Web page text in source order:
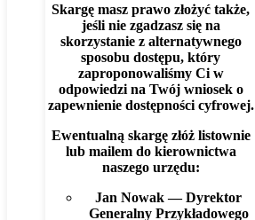
Skargę masz prawo złożyć także,
jeśli nie zgadzasz się na
skorzystanie z alternatywnego
sposobu dostępu, który
zaproponowaliśmy Ci w
odpowiedzi na Twój wniosek o
zapewnienie dostępności cyfrowej.
Ewentualną skargę złóż listownie
lub mailem do kierownictwa
naszego urzędu:
Jan Nowak — Dyrektor
Generalny Przykładowego